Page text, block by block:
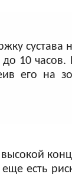
сустава
10 часов.
его на
есть